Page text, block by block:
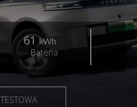
61kWh
Bateria